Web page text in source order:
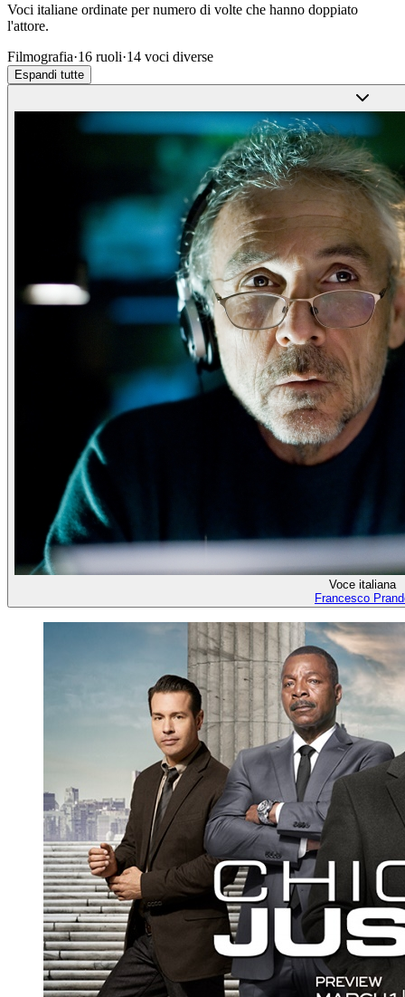
Voci italiane ordinate per numero di volte che hanno doppiato
l'attore.
Filmografia·16 ruoli·14 voci diverse
Espandi tutte
Voce italiana
Francesco